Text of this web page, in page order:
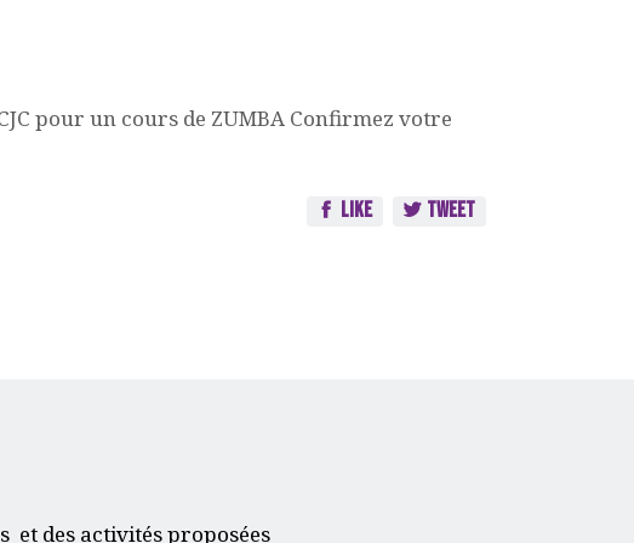
pour un cours de ZUMBA Confirmez votre
Like Tweet
des activités proposées